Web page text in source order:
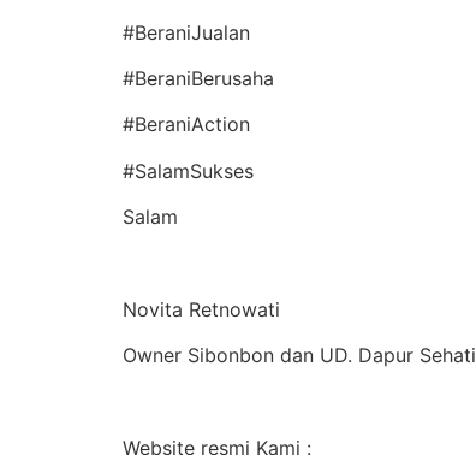
#BeraniJualan
#BeraniBerusaha
#BeraniAction
#SalamSukses
Salam
Novita Retnowati
Owner Sibonbon dan UD. Dapur Sehati
Website resmi Kami :